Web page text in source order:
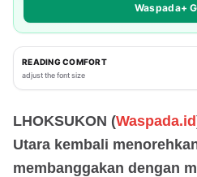
Waspada+
READING COMFORT
adjust the font size
LHOKSUKON (Waspada.id
Utara kembali
membanggakan dengan